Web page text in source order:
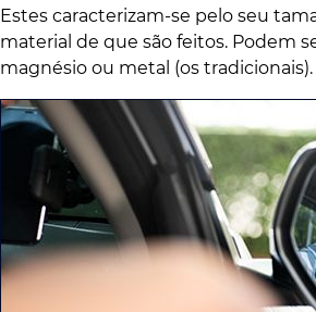
Estes caracterizam-se pelo seu
material de que são feitos. Podem
magnésio ou metal (os tradicionais).